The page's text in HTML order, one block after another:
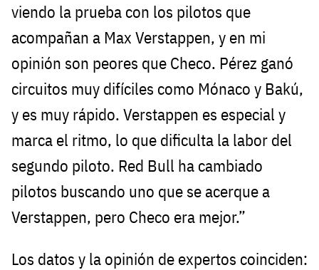
viendo la prueba con los pilotos que
acompañan a Max Verstappen, y en mi
opinión son peores que Checo. Pérez ganó
circuitos muy difíciles como Mónaco y Bakú,
y es muy rápido. Verstappen es especial y
marca el ritmo, lo que dificulta la labor del
segundo piloto. Red Bull ha cambiado
pilotos buscando uno que se acerque a
Verstappen, pero Checo era mejor.”
Los datos y la opinión de expertos coinciden: